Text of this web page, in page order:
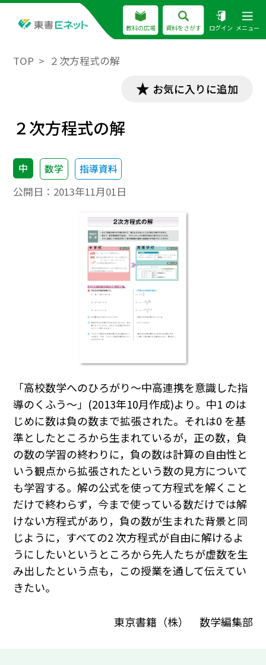
教科の広場 資料をさがす ログイン メニュー
TOP ２次方程式の解
お気に入りに追加
２次方程式の解
中 数学 指導資料
公開日： 2013年11月01日
「高校数学へのひろがり～中高連携を意識した指
導のくふう～」(2013年10月作成)より。中1 のは
じめに数は負の数まで拡張された。それは0 を基
準としたところから生まれているが，正の数，負
の数の学習の終わりに，負の数は計算の自由性と
いう観点から拡張されたという数の見方について
も学習する。解の公式を使って方程式を解くこと
だけで終わらず，今まで使っている数だけでは解
けない方程式があり，負の数が生まれた背景と同
じように，すべての2 次方程式が自由に解けるよ
うにしたいというところから先人たちが虚数を生
み出したという点も，この授業を通して伝えてい
きたい。
東京書籍（株） 数学編集部